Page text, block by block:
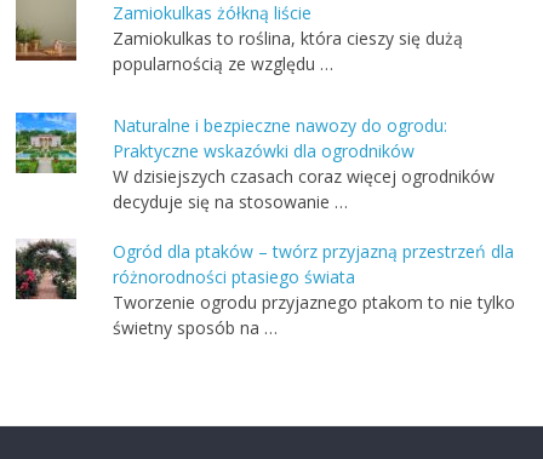
Zamiokulkas żółkną liście
Zamiokulkas to roślina, która cieszy się dużą
popularnością ze względu …
Naturalne i bezpieczne nawozy do ogrodu:
Praktyczne wskazówki dla ogrodników
W dzisiejszych czasach coraz więcej ogrodników
decyduje się na stosowanie …
Ogród dla ptaków – twórz przyjazną przestrzeń dla
różnorodności ptasiego świata
Tworzenie ogrodu przyjaznego ptakom to nie tylko
świetny sposób na …